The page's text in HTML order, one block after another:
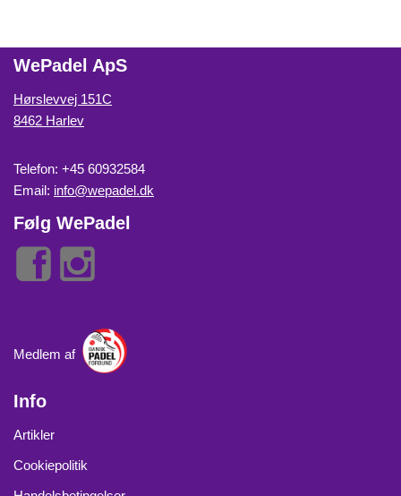
WePadel ApS
Hørslevvej 151C
8462 Harlev
Telefon: +45 60932584
Email: info@wepadel.dk
Følg WePadel
Medlem af
Info
Artikler
Cookiepolitik